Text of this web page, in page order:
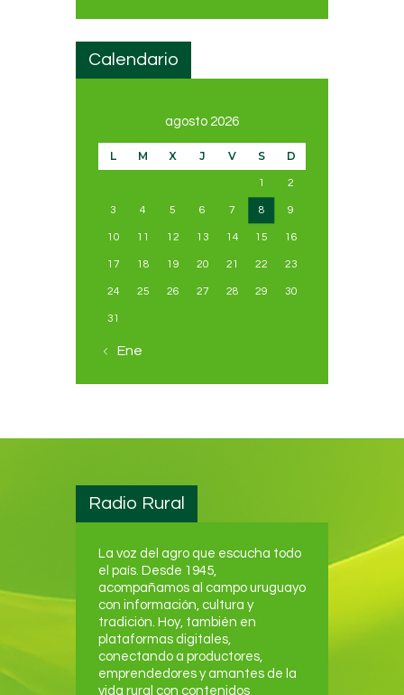
Calendario
agosto 2026
L M X J V S D
1 2
3 4 5 6 7 8 9
10 11 12 13 14 15 16
17 18 19 20 21 22 23
24 25 26 27 28 29 30
31
« Ene
Radio Rural
La voz del agro que escucha todo
el país. Desde 1945,
acompañamos al campo uruguayo
con información, cultura y
tradición. Hoy, también en
plataformas digitales,
conectando a productores,
emprendedores y amantes de la
vida rural con contenidos